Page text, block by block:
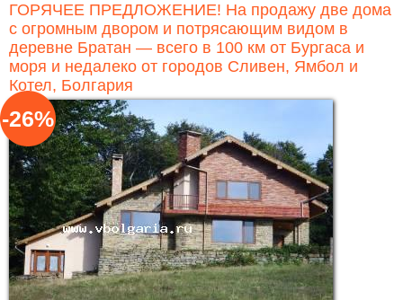
Расширенный поиск
ГОРЯЧЕЕ ПРЕДЛОЖЕНИЕ! На продажу две дома
с огромным двором и потрясающим видом в
деревне Братан — всего в 100 км от Бургаса и
моря и недалеко от городов Сливен, Ямбол и
Котел, Болгария
-26%